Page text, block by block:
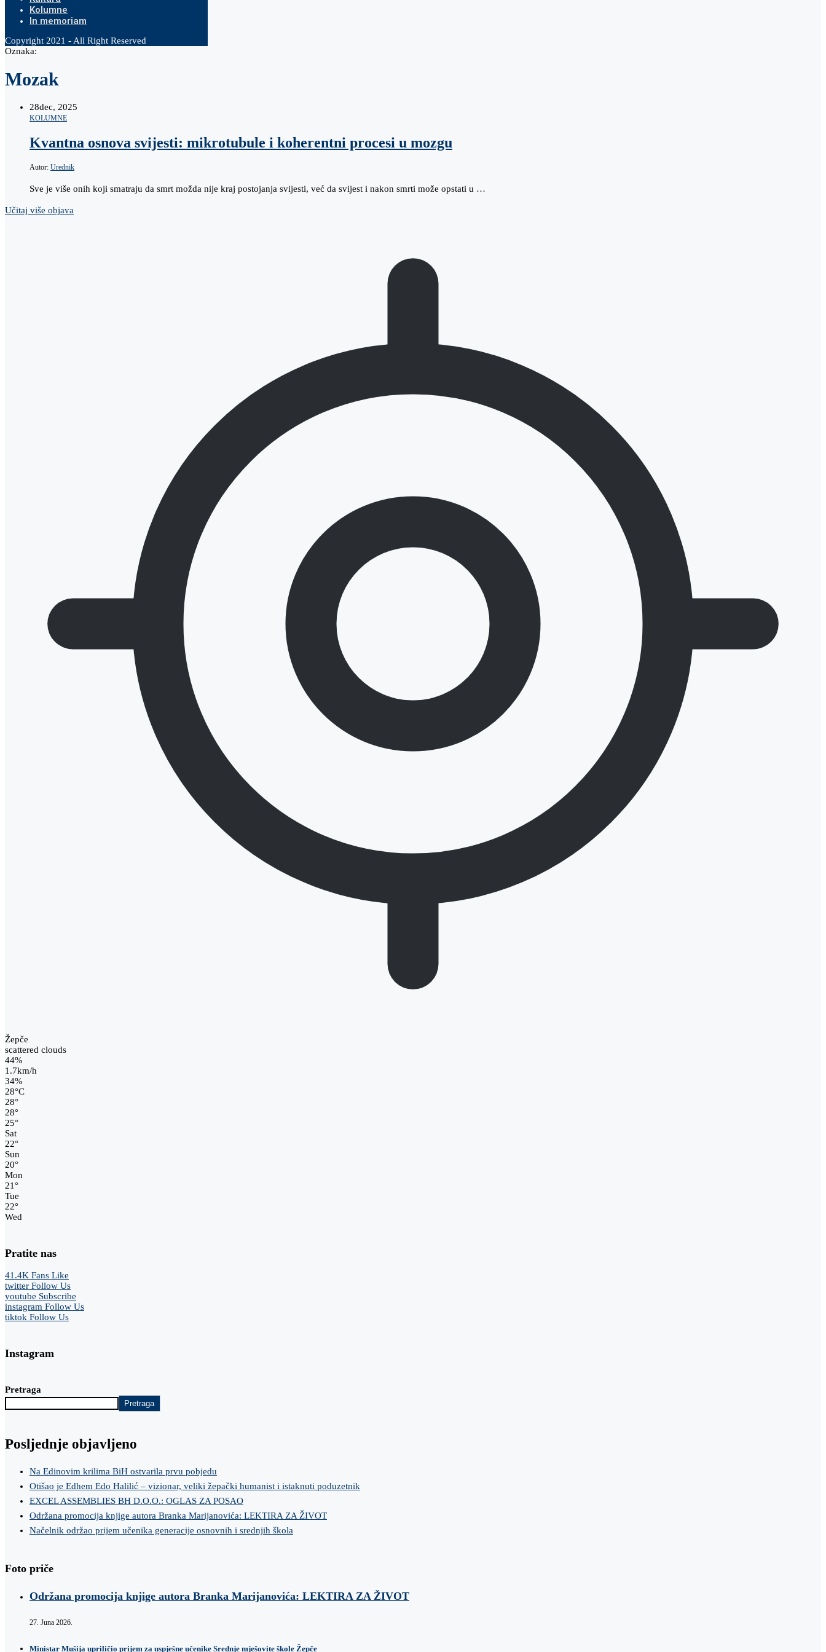
Kolumne
In memoriam
Copyright 2021 - All Right Reserved
Oznaka:
Mozak
28dec, 2025
KOLUMNE
Kvantna osnova svijesti: mikrotubule i koherentni procesi u mozgu
Autor: Urednik
Sve je više onih koji smatraju da smrt možda nije kraj postojanja svijesti, već da svijest i nakon smrti može opstati u …
Učitaj više objava
Žepče
scattered clouds
44%
1.7km/h
34%
28°C
28°
28°
25°
Sat
22°
Sun
20°
Mon
21°
Tue
22°
Wed
Pratite nas
41.4K Fans Like
twitter Follow Us
youtube Subscribe
instagram Follow Us
tiktok Follow Us
Instagram
Pretraga
Pretraga
Posljednje objavljeno
Na Edinovim krilima BiH ostvarila prvu pobjedu
Otišao je Edhem Edo Halilić – vizionar, veliki žepački humanist i istaknuti poduzetnik
EXCEL ASSEMBLIES BH D.O.O.: OGLAS ZA POSAO
Održana promocija knjige autora Branka Marijanovića: LEKTIRA ZA ŽIVOT
Načelnik održao prijem učenika generacije osnovnih i srednjih škola
Foto priče
Održana promocija knjige autora Branka Marijanovića: LEKTIRA ZA ŽIVOT
27. Juna 2026.
Ministar Mušija upriličio prijem za uspješne učenike Srednje mješovite škole Žepče